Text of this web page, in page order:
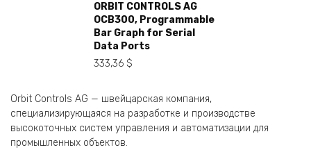
ORBIT CONTROLS AG
OCB300, Programmable
Bar Graph for Serial
Data Ports
333,36 $
Orbit Controls AG — швейцарская компания,
специализирующаяся на разработке и производстве
высокоточных систем управления и автоматизации для
промышленных объектов.